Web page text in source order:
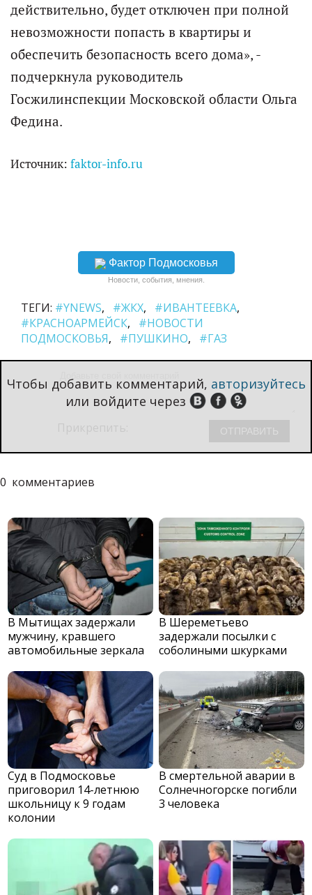
действительно, будет отключен при полной
невозможности попасть в квартиры и
обеспечить безопасность всего дома», -
подчеркнула руководитель
Госжилинспекции Московской области Ольга
Федина.
Источник: faktor-info.ru
Фактор Подмосковья
Новости, события, мнения.
ТЕГИ: #YNEWS #ЖКХ
#ИВАНТЕЕВКА
#КРАСНОАРМЕЙСК
#НОВОСТИ
ПОДМОСКОВЬЯ
#ПУШКИНО #ГАЗ
Чтобы добавить комментарий, авторизуйтесь
или войдите через
0 комментариев
В Мытищах задержали
мужчину, кравшего
автомобильные зеркала
В Шереметьево
задержали посылки с
соболиными шкурками
Суд в Подмосковье
приговорил 14-летнюю
школьницу к 9 годам
колонии
В смертельной аварии в
Солнечногорске погибли
3 человека